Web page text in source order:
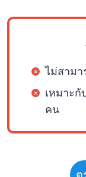
ไม่สามา
เหมาะ
คน
ต